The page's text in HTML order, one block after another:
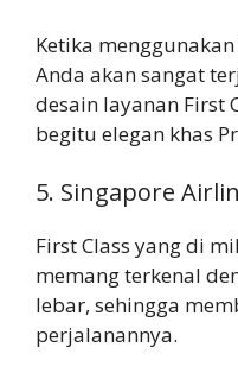
Ketika
Anda akan sangat
desain layanan First
begitu elegan khas
5. Singapore
First Class yang di
memang terkenal
lebar, sehingga
perjalanannya.